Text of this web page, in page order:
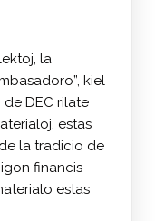
la
kiel
DEC rilate
estas
la tradicio de
financis
estas